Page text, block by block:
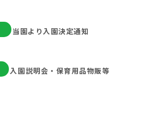
当園より入園決定通知
入園説明会・保育用品物販等